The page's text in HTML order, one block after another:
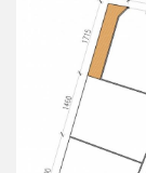
DICONO DI NOI